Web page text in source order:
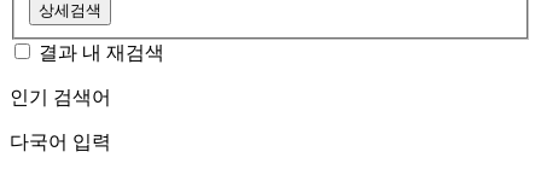
상세검색
결과 내 재검색
인기 검색어
다국어 입력